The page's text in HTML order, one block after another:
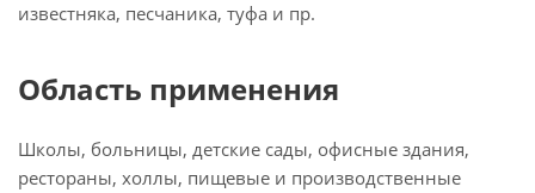
известняка, песчаника, туфа и пр.
Область применения
Школы, больницы, детские сады, офисные здания,
рестораны, холлы, пищевые и производственные